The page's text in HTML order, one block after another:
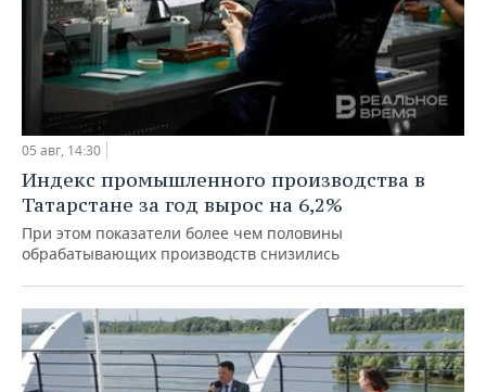
05 авг, 14:30
Индекс промышленного производства в
Татарстане за год вырос на 6,2%
При этом показатели более чем половины
обрабатывающих производств снизились